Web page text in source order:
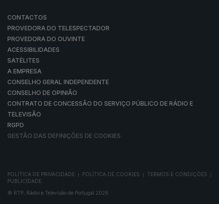
CONTACTOS
PROVEDORA DO TELESPECTADOR
PROVEDORA DO OUVINTE
ACESSIBILIDADES
SATÉLITES
A EMPRESA
CONSELHO GERAL INDEPENDENTE
CONSELHO DE OPINIÃO
CONTRATO DE CONCESSÃO DO SERVIÇO PÚBLICO DE RÁDIO E
TELEVISÃO
RGPD
GESTÃO DAS DEFINIÇÕES DE COOKIES
POLÍTICA DE PRIVACIDADE POLÍTICA DE COOKIES TERMOS E CONDIÇÕES
PUBLICIDADE
© RTP, Rádio e Televisão de Portugal 2026